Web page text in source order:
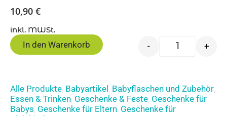
10,90 €
inkl. MWSt.
- +
In den Warenkorb
Alle Produkte, Babyartikel, Babyflaschen und Zubehör,
Essen & Trinken, Geschenke & Feste, Geschenke für
Babys, Geschenke für Eltern, Geschenke für